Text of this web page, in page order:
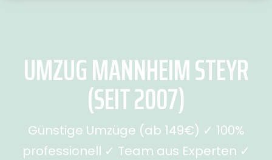
UMZUG MANNHEIM STEYR
(SEIT 2007)
Günstige Umzüge (ab 149€) ✓ 100%
professionell ✓ Team aus Experten ✓